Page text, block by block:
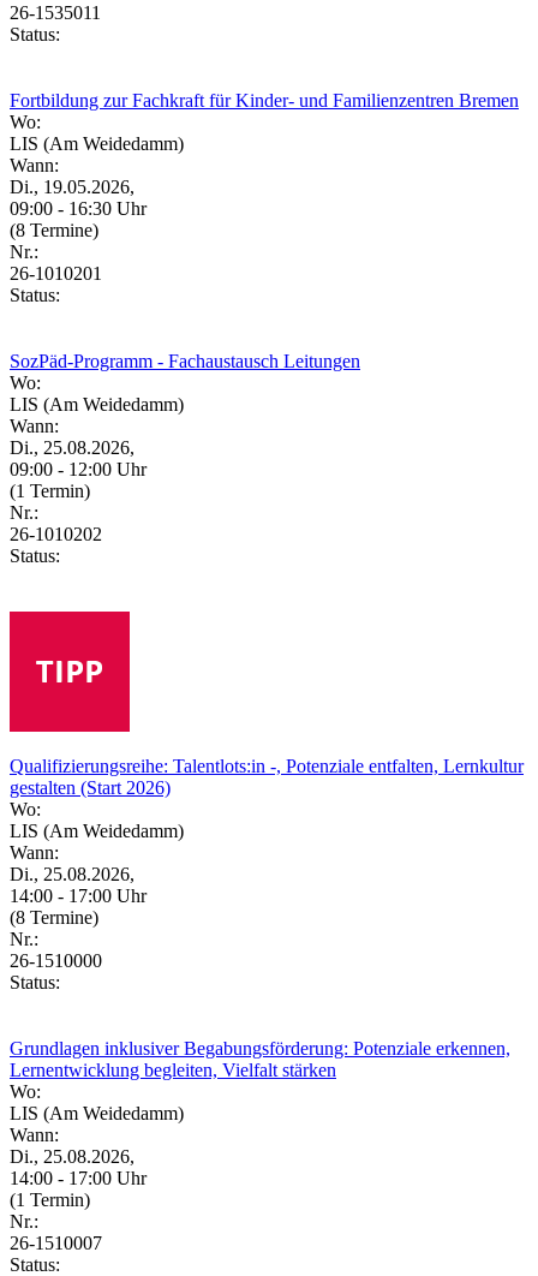
26-1535011
Status:
Fortbildung zur Fachkraft für Kinder- und Familienzentren Bremen
Wo:
LIS (Am Weidedamm)
Wann:
Di., 19.05.2026,
09:00 - 16:30 Uhr
(8 Termine)
Nr.:
26-1010201
Status:
SozPäd-Programm - Fachaustausch Leitungen
Wo:
LIS (Am Weidedamm)
Wann:
Di., 25.08.2026,
09:00 - 12:00 Uhr
(1 Termin)
Nr.:
26-1010202
Status:
Qualifizierungsreihe: Talentlots:in -, Potenziale entfalten, Lernkultur
gestalten (Start 2026)
Wo:
LIS (Am Weidedamm)
Wann:
Di., 25.08.2026,
14:00 - 17:00 Uhr
(8 Termine)
Nr.:
26-1510000
Status:
Grundlagen inklusiver Begabungsförderung: Potenziale erkennen,
Lernentwicklung begleiten, Vielfalt stärken
Wo:
LIS (Am Weidedamm)
Wann:
Di., 25.08.2026,
14:00 - 17:00 Uhr
(1 Termin)
Nr.:
26-1510007
Status: